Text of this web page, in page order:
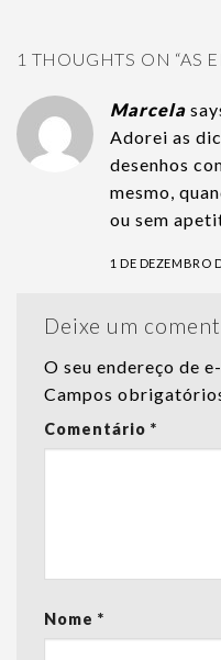
1 THOUGHTS ON “AS
Marcela
Adorei as
desenhos
mesmo,
ou sem
1 DE DEZEMBRO
Deixe um
O seu endereço de
Campos
Comentário *
Nome *